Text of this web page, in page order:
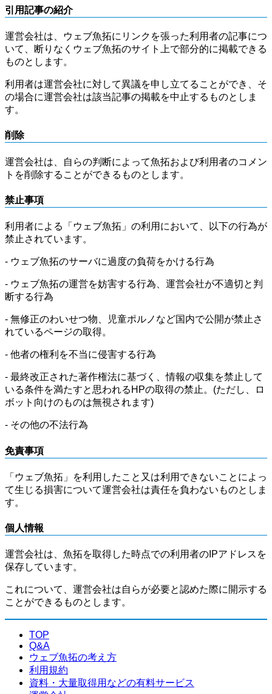
引用記事の紹介
運営会社は、ウェブ魚拓にリンクを張った利用者の記事につ
いて、断りなくウェブ魚拓のサイト上で部分的に掲載できる
ものとします。
利用者は運営会社に対して異議を申し立てることができ、そ
の場合に運営会社は該当記事の掲載を中止するものとしま
す。
削除
運営会社は、自らの判断によって魚拓および利用者のコメン
トを削除することができるものとします。
禁止事項
利用者による「ウェブ魚拓」の利用において、以下の行為が
禁止されています。
- ウェブ魚拓のサーバに過度の負荷をかける行為
- ウェブ魚拓の運営を妨害する行為、運営会社が不適切と判
断する行為
- 無修正のわいせつ物、児童ポルノなど国内で公開が禁止さ
れているページの取得。
- 他者の権利を不当に侵害する行為
- 最終改正された著作権法に基づく、情報の収集を禁止して
いる条件を満たすと思われるHPの取得の禁止。(ただし、ロ
ボット向けのものは無視されます)
- その他の不法行為
免責事項
「ウェブ魚拓」を利用したこと又は利用できないことによっ
て生じる損害について運営会社は責任を負わないものとしま
す。
個人情報
運営会社は、魚拓を取得した時点での利用者のIPアドレスを
保存しています。
これについて、運営会社は自らが必要と認めた際に開示する
ことができるものとします。
TOP
Q&A
ウェブ魚拓の考え方
利用規約
資料・大量取得用などの有料サービス